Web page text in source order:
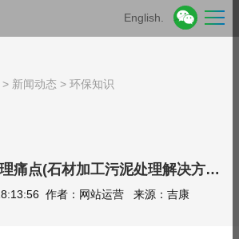
English.
> 新闻动态 >环保知识
石材加工污泥处理痛点(石材加工污泥处理解决方案)
作者：网站运营 来源：吉康